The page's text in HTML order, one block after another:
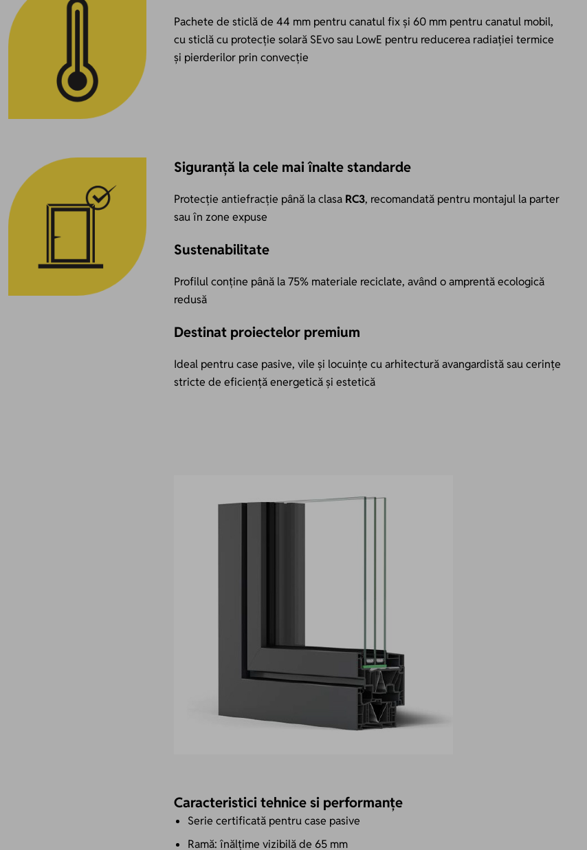
Pachete de sticlă de 44 mm pentru canatul fix și 60 mm pentru canatul mobil,
cu sticlă cu protecție solară SEvo sau LowE pentru reducerea radiației termice
și pierderilor prin convecție
Siguranță la cele mai înalte standarde
Protecție antiefracție până la clasa RC3, recomandată pentru montajul la parter
sau în zone expuse
Sustenabilitate
Profilul conține până la 75% materiale reciclate, având o amprentă ecologică
redusă
Destinat proiectelor premium
Ideal pentru case pasive, vile și locuințe cu arhitectură avangardistă sau cerințe
stricte de eficiență energetică și estetică
Caracteristici tehnice si performanțe
Serie certificată pentru case pasive
Ramă: înălțime vizibilă de 65 mm